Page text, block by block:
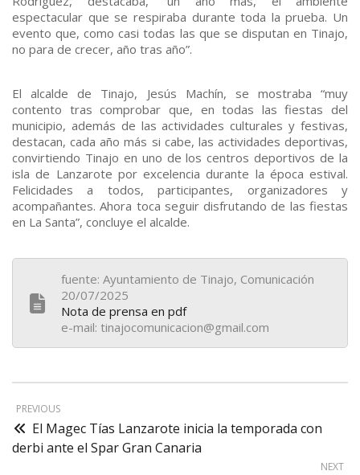
espectacular que se respiraba durante toda la prueba. Un
evento que, como casi todas las que se disputan en Tinajo,
no para de crecer, año tras año”.
El alcalde de Tinajo, Jesús Machín, se mostraba “muy
contento tras comprobar que, en todas las fiestas del
municipio, además de las actividades culturales y festivas,
destacan, cada año más si cabe, las actividades deportivas,
convirtiendo Tinajo en uno de los centros deportivos de la
isla de Lanzarote por excelencia durante la época estival.
Felicidades a todos, participantes, organizadores y
acompañantes. Ahora toca seguir disfrutando de las fiestas
en La Santa”, concluye el alcalde.
fuente: Ayuntamiento de Tinajo, Comunicación
20/07/2025
Nota de prensa en pdf
e-mail: tinajocomunicacion@gmail.com
PREVIOUS
El Magec Tías Lanzarote inicia la temporada con
derbi ante el Spar Gran Canaria
NEXT